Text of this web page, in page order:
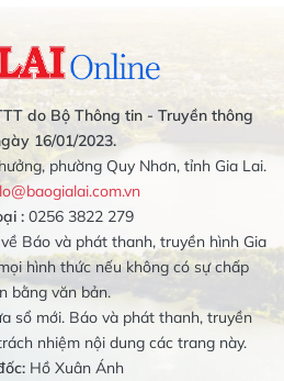
do Bộ Thông tin - Truyền thông
16/01/2023.
phường Quy Nhơn, tỉnh Gia Lai.
: 0256 3822 279
Báo và phát thanh, truyền hình Gia
hình thức nếu không có sự chấp
bằng văn bản.
sổ mới. Báo và phát thanh, truyền
nhiệm nội dung các trang này.
Hồ Xuân Ánh